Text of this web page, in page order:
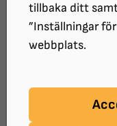
tillbaka ditt
”Inställningar
webbplats.
Tid: Lördag 26